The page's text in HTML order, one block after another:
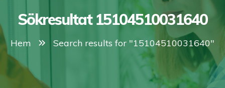
Sökresultat 15104510031640
Hem Search results for "15104510031640"